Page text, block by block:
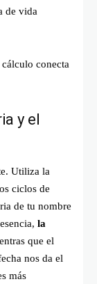
de vida
conecta
y el
Utiliza la
ciclos de
de tu nombre
la
que el
nos da el
más